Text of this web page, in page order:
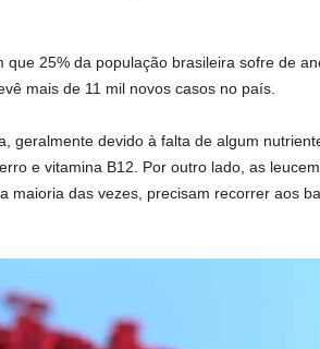
25% da população brasileira sofre de
mais de 11 mil novos casos no país.
geralmente devido à falta de algum
e vitamina B12. Por outro lado, as
das vezes, precisam recorrer aos